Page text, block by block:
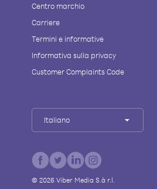
Centro marchio
Carriere
Termini e informative
Informativa sulla privacy
Customer Complaints Code
Italiano
© 2026Viber Media S.à r.l.